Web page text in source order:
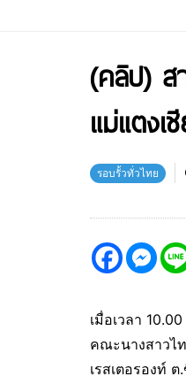
(คลิป) ส
แม่แตงเ
รอบรั้วทั่วไทย
เมื่อเวลา
คณะนางสาวไ
เรสเตอรองท์